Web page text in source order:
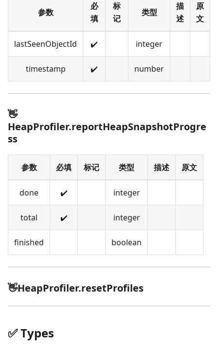
参数
必
填
标
记
类型
描
述
原
文
lastSeenObjectId ✔️ integer
timestamp ✔️ number
👋
HeapProfiler.reportHeapSnapshotProgre
ss
参数 必填 标记 类型 描述 原文
done ✔️ integer
total ✔️ integer
finished boolean
👋HeapProfiler.resetProfiles
✅️️ Types